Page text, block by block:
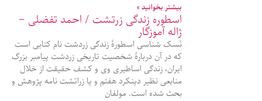
بیشتر بخوانید »
اسطوره زندگی زرتشت / احمد تفضلی –
ژاله آموزگار
نَسک شناسی اسطورۀ زندگی زردشت نام کتابی است
که در آن دربارهٔ شخصیت تاریخی زردشت پیامبر بزرگ
ایران، زندگی اساطیری وی و کشف حقیقت از خلال
منابعی نظیر دینکرد هفتم و یا زراتشت‌ نامه پژوهش و
بحث شده‌ است. مولفان